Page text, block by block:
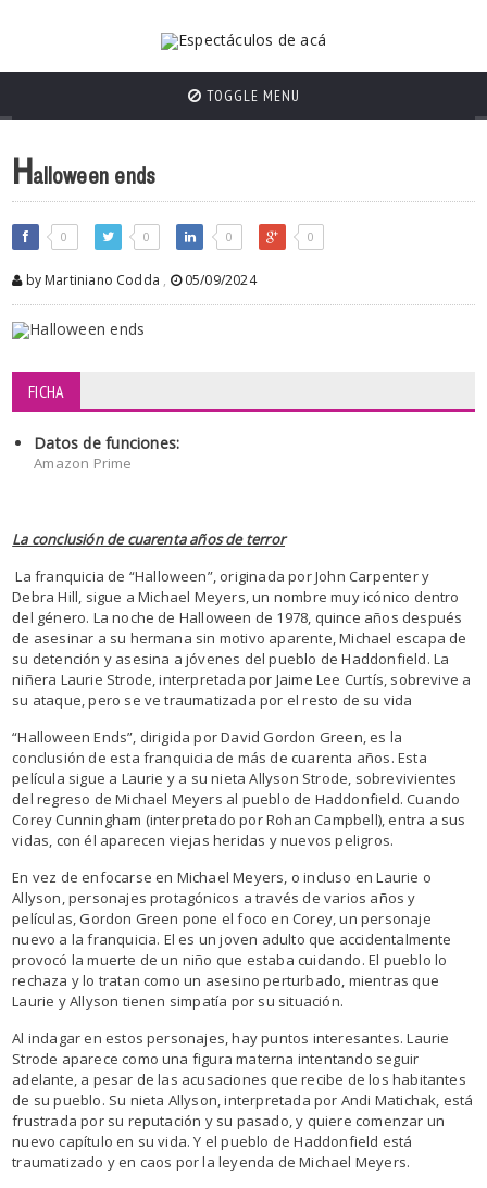
TOGGLE MENU
Halloween ends
0 0 0 0
by Martiniano Codda , 05/09/2024
FICHA
Datos de funciones:
Amazon Prime
La conclusión de cuarenta años de terror
La franquicia de “Halloween”, originada por John Carpenter y
Debra Hill, sigue a Michael Meyers, un nombre muy icónico dentro
del género. La noche de Halloween de 1978, quince años después
de asesinar a su hermana sin motivo aparente, Michael escapa de
su detención y asesina a jóvenes del pueblo de Haddonfield. La
niñera Laurie Strode, interpretada por Jaime Lee Curtís, sobrevive a
su ataque, pero se ve traumatizada por el resto de su vida
“Halloween Ends”, dirigida por David Gordon Green, es la
conclusión de esta franquicia de más de cuarenta años. Esta
película sigue a Laurie y a su nieta Allyson Strode, sobrevivientes
del regreso de Michael Meyers al pueblo de Haddonfield. Cuando
Corey Cunningham (interpretado por Rohan Campbell), entra a sus
vidas, con él aparecen viejas heridas y nuevos peligros.
En vez de enfocarse en Michael Meyers, o incluso en Laurie o
Allyson, personajes protagónicos a través de varios años y
películas, Gordon Green pone el foco en Corey, un personaje
nuevo a la franquicia. El es un joven adulto que accidentalmente
provocó la muerte de un niño que estaba cuidando. El pueblo lo
rechaza y lo tratan como un asesino perturbado, mientras que
Laurie y Allyson tienen simpatía por su situación.
Al indagar en estos personajes, hay puntos interesantes. Laurie
Strode aparece como una figura materna intentando seguir
adelante, a pesar de las acusaciones que recibe de los habitantes
de su pueblo. Su nieta Allyson, interpretada por Andi Matichak, está
frustrada por su reputación y su pasado, y quiere comenzar un
nuevo capítulo en su vida. Y el pueblo de Haddonfield está
traumatizado y en caos por la leyenda de Michael Meyers.